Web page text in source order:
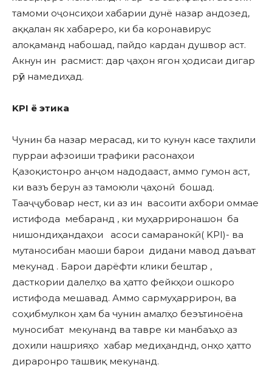
тамоми оҷонсиҳои хабарии дунё назар андозед,
аққалан як хабареро, ки ба коронавирус
алоқаманд набошад, пайдо кардан душвор аст.
Акнун ин расмист: дар ҷаҳон ягон ҳодисаи дигар
рӯй намедиҳад.
KPI ё этика
Чунин ба назар мерасад, ки то кунун касе таҳлили
пурраи афзоиши трафики расонаҳои
Қазоқистонро анҷом надодааст, аммо гумон аст,
ки вазъ берун аз тамоюли ҷаҳонӣ бошад.
Тааҷҷубовар нест, ки аз ин васоити ахбори оммае
истифода мебаранд , ки муҳарриронашон ба
нишондиҳандаҳои асоси самаранокӣ( KPI)- ва
мутаносибан маоши барои дидани мавод даъват
мекунад . Барои дарёфти клики бештар ,
дасткории далелҳо ва ҳатто фейкҳои ошкоро
истифода мешавад. Аммо сармуҳаррирон, ва
соҳибмулкон ҳам ба чунин амалҳо беэътиноёна
муносибат мекунанд ва тавре ки манбаъҳо аз
дохили нашрияҳо хабар медиҳанднд, онҳо ҳатто
дираронро ташвиқ мекунанд.